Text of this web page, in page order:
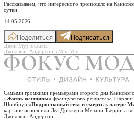
Рассказываем, что интересного произошло на
сутки
14.05.2026
Поделиться Подписаться
Деми Мур в Gucci
Джиллиан Андерсон в Miu Miu
Самыми громкими премьерами второго дня Каннского
«Жизнь женщины» французского режиссера
Шонбрун «Подростковый секс и смерть в лагере
картине исполнили Леа Дрюкер и Мелани Тьерри, а
Джиллиан Андерсон.